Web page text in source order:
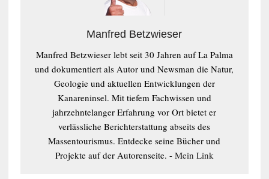
Manfred Betzwieser
Manfred Betzwieser lebt seit 30 Jahren auf La Palma
und dokumentiert als Autor und Newsman die Natur,
Geologie und aktuellen Entwicklungen der
Kanareninsel. Mit tiefem Fachwissen und
jahrzehntelanger Erfahrung vor Ort bietet er
verlässliche Berichterstattung abseits des
Massentourismus. Entdecke seine Bücher und
Projekte auf der Autorenseite. - Mein Link